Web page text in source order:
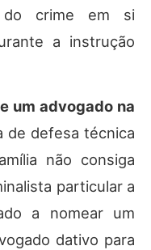
do crime em si
a instrução
um advogado na
de defesa técnica
não consiga
particular a
a nomear um
dativo para